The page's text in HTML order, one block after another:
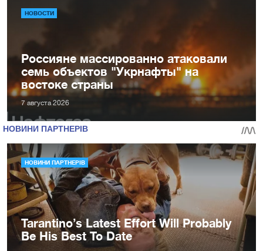
НОВОСТИ
Россияне массированно атаковали
семь объектов "Укрнафты" на
востоке страны
7 августа 2026